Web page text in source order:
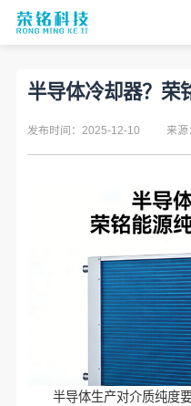
半导体冷却器？荣
发布时间：2025-12-10 来源
半导体生产对介质纯度要